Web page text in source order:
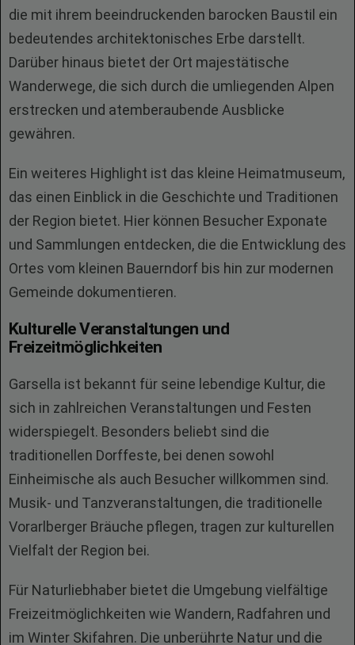
die mit ihrem beeindruckenden barocken Baustil ein
bedeutendes architektonisches Erbe darstellt.
Darüber hinaus bietet der Ort majestätische
Wanderwege, die sich durch die umliegenden Alpen
erstrecken und atemberaubende Ausblicke
gewähren.
Ein weiteres Highlight ist das kleine Heimatmuseum,
das einen Einblick in die Geschichte und Traditionen
der Region bietet. Hier können Besucher Exponate
und Sammlungen entdecken, die die Entwicklung des
Ortes vom kleinen Bauerndorf bis hin zur modernen
Gemeinde dokumentieren.
Kulturelle Veranstaltungen und
Freizeitmöglichkeiten
Garsella ist bekannt für seine lebendige Kultur, die
sich in zahlreichen Veranstaltungen und Festen
widerspiegelt. Besonders beliebt sind die
traditionellen Dorffeste, bei denen sowohl
Einheimische als auch Besucher willkommen sind.
Musik- und Tanzveranstaltungen, die traditionelle
Vorarlberger Bräuche pflegen, tragen zur kulturellen
Vielfalt der Region bei.
Für Naturliebhaber bietet die Umgebung vielfältige
Freizeitmöglichkeiten wie Wandern, Radfahren und
im Winter Skifahren. Die unberührte Natur und die